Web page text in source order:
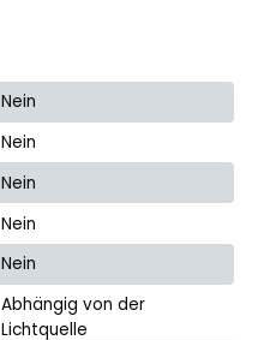
Nein
Nein
Nein
Nein
Nein
Abhängig von der
Lichtquelle